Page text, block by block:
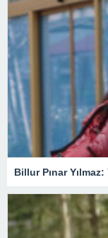
Billur Pınar Yılmaz: